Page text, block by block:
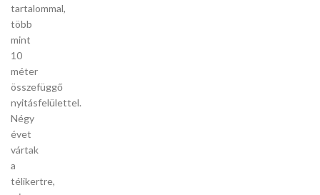
tartalommal,
több
mint
10
méter
összefüggő
nyitásfelülettel.
Négy
évet
vártak
a
télikertre,